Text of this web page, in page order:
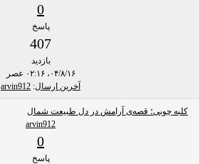
0
پاسخ
407
بازدید
۰۴/۸/۱۶، ۰۲:۱۶ عصر
آخرین ارسال:
arvin912
کلبه چوبی؛ قصه‌ی آرامش در دل طبیعت شمال
arvin912
0
پاسخ